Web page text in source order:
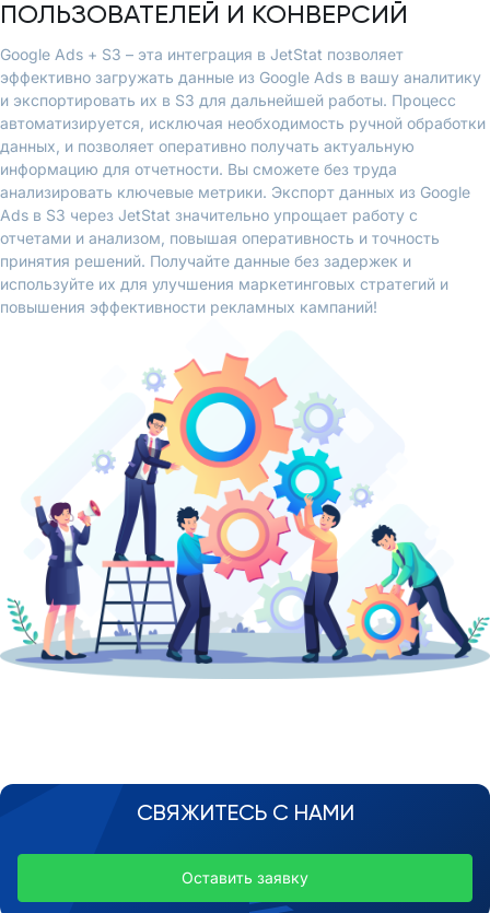
ПОЛЬЗОВАТЕЛЕЙ И КОНВЕРСИЙ
Google Ads + S3 – эта интеграция в JetStat позволяет
эффективно загружать данные из Google Ads в вашу аналитику
и экспортировать их в S3 для дальнейшей работы. Процесс
автоматизируется, исключая необходимость ручной обработки
данных, и позволяет оперативно получать актуальную
информацию для отчетности. Вы сможете без труда
анализировать ключевые метрики. Экспорт данных из Google
Ads в S3 через JetStat значительно упрощает работу с
отчетами и анализом, повышая оперативность и точность
принятия решений. Получайте данные без задержек и
используйте их для улучшения маркетинговых стратегий и
повышения эффективности рекламных кампаний!
СВЯЖИТЕСЬ С НАМИ
Оставить заявку